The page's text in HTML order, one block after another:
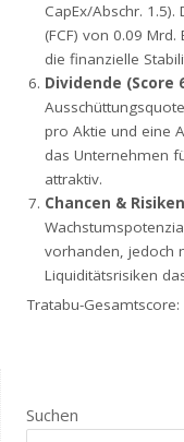
CapEx/Abschr.
(FCF) von 0.09
die finanzielle
Dividende (Score
pro Aktie und eine
das Unternehmen
attraktiv.
Chancen &
vorhanden, jedoch
Liquiditätsrisiken
Tratabu-Gesamtscore:
Suchen